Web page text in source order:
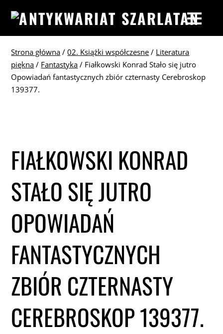
Strona główna /02. Książki współczesne / Literatura
piękna / Fantastyka / Fiałkowski Konrad Stało się jutro
Opowiadań fantastycznych zbiór czternasty Cerebroskop
139377.
FIAŁKOWSKI KONRAD
STAŁO SIĘ JUTRO
OPOWIADAŃ
FANTASTYCZNYCH
ZBIÓR CZTERNASTY
CEREBROSKOP 139377.